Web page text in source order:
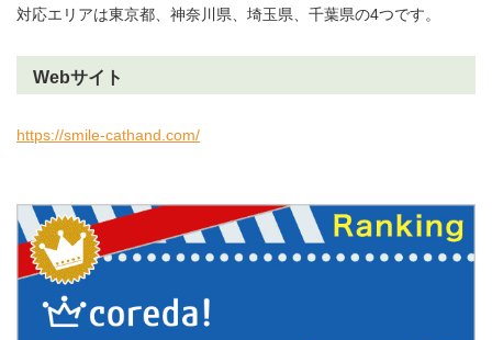
対応エリアは東京都、神奈川県、埼玉県、千葉県の4つです。
Webサイト
https://smile-cathand.com/